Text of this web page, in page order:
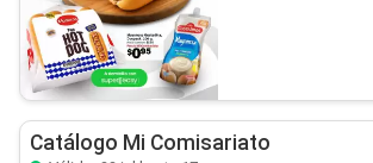
Catálogo Mi Comisariato